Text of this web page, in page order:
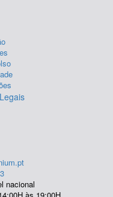
nacional
às 19:00H